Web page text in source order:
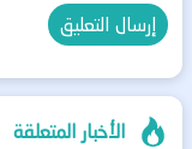
الأخبار المتعلقة